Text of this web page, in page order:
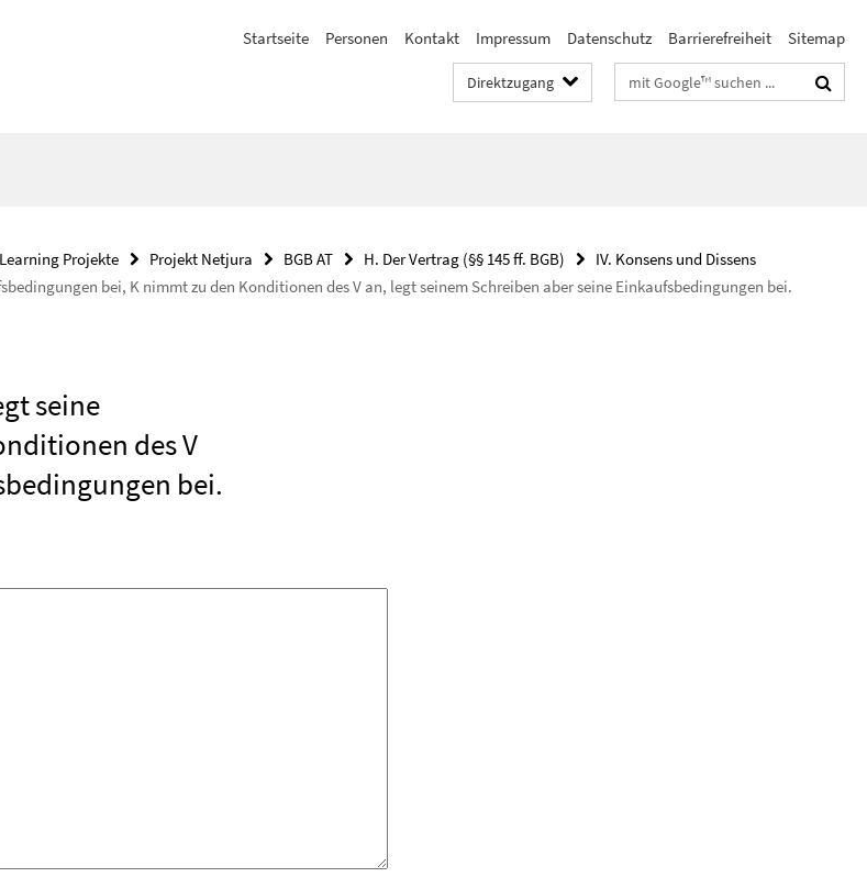
Startseite Personen Kontakt Impressum Datenschutz Barrierefreiheit Sitemap
Direktzugang Suchbegriffe
Projekte Projekt Netjura BGB AT H. Der Vertrag (§§ 145 ff. BGB)
IV. Konsens und Dissens
bei, K nimmt zu den Konditionen des V an, legt seinem Schreiben aber seine Einkaufsbedingungen bei.
seine
des V
bei.